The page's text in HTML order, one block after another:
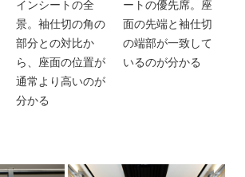
インシートの全
景。袖仕切の角の
部分との対比か
ら、座面の位置が
通常より高いのが
分かる
ートの優先席。座
面の先端と袖仕切
の端部が一致して
いるのが分かる